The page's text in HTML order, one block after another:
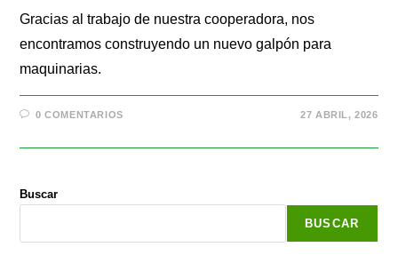
Gracias al trabajo de nuestra cooperadora, nos
encontramos construyendo un nuevo galpón para
maquinarias.
0 COMENTARIOS 27 ABRIL, 2026
Buscar
BUSCAR